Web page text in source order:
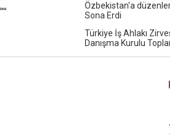
Özbekistan'a
Sona Erdi
Türkiye İş Ahlakı
Danışma Kurulu